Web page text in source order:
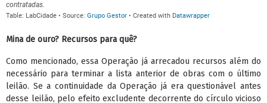
Mina de ouro? Recursos para quê?
Como mencionado, essa Operação já arrecadou recursos além do
necessário para terminar a lista anterior de obras com o último
leilão. Se a continuidade da Operação já era questionável antes
desse leilão, pelo efeito excludente decorrente do círculo vicioso